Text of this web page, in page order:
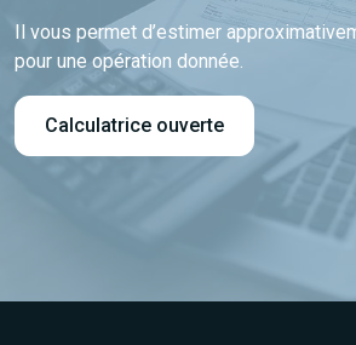
Il vous permet d’estimer
pour une opération donnée.
Calculatrice ouverte